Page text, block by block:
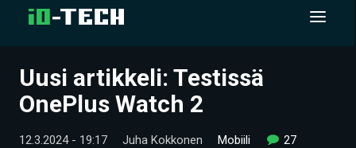
UUTISET
Uusi artikkeli: Testissä
OnePlus Watch 2
12.3.2024 - 19:17 Juha Kokkonen Mobiili 27